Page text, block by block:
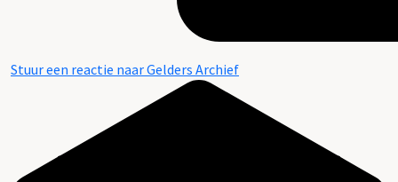
Stuur een reactie naar Gelders Archief